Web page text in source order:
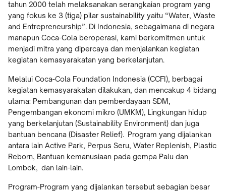
tahun 2000 telah melaksanakan serangkaian program yang
yang fokus ke 3 (tiga) pilar sustainability yaitu “Water, Waste
and Entrepreneurship”. Di Indonesia, sebagaimana di negara
manapun Coca-Cola beroperasi, kami berkomitmen untuk
menjadi mitra yang dipercaya dan menjalankan kegiatan
kegiatan kemasyarakatan yang berkelanjutan.
Melalui Coca-Cola Foundation Indonesia (CCFI), berbagai
kegiatan kemasyarakatan dilakukan, dan mencakup 4 bidang
utama: Pembangunan dan pemberdayaan SDM,
Pengembangan ekonomi mikro (UMKM), Lingkungan hidup
yang berkelanjutan (Sustainability Environment) dan juga
bantuan bencana (Disaster Relief). Program yang dijalankan
antara lain Active Park, Perpus Seru, Water Replenish, Plastic
Reborn, Bantuan kemanusiaan pada gempa Palu dan
Lombok, dan lain-lain.
Program-Program yang dijalankan tersebut sebagian besar